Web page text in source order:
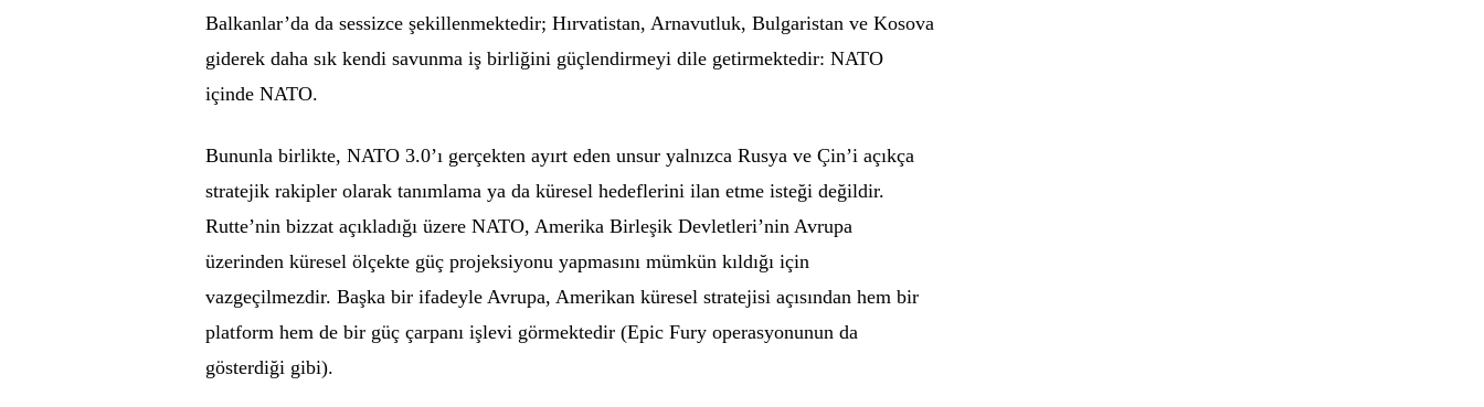
Balkanlar’da da sessizce şekillenmektedir; Hırvatistan, Arnavutluk, Bulgaristan ve Kosova
giderek daha sık kendi savunma iş birliğini güçlendirmeyi dile getirmektedir: NATO
içinde NATO.
Bununla birlikte, NATO 3.0’ı gerçekten ayırt eden unsur yalnızca Rusya ve Çin’i açıkça
stratejik rakipler olarak tanımlama ya da küresel hedeflerini ilan etme isteği değildir.
Rutte’nin bizzat açıkladığı üzere NATO, Amerika Birleşik Devletleri’nin Avrupa
üzerinden küresel ölçekte güç projeksiyonu yapmasını mümkün kıldığı için
vazgeçilmezdir. Başka bir ifadeyle Avrupa, Amerikan küresel stratejisi açısından hem bir
platform hem de bir güç çarpanı işlevi görmektedir (Epic Fury operasyonunun da
gösterdiği gibi).